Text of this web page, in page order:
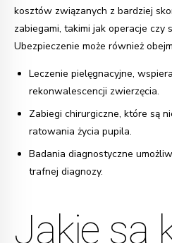
kosztów związanych z bardziej
zabiegami, takimi jak operacje czy
Ubezpieczenie może również
Leczenie pielęgnacyjne,
rekonwalescencji zwierzęcia.
Zabiegi chirurgiczne, które są
ratowania życia pupila.
Badania diagnostyczne
trafnej diagnozy.
Jakie są